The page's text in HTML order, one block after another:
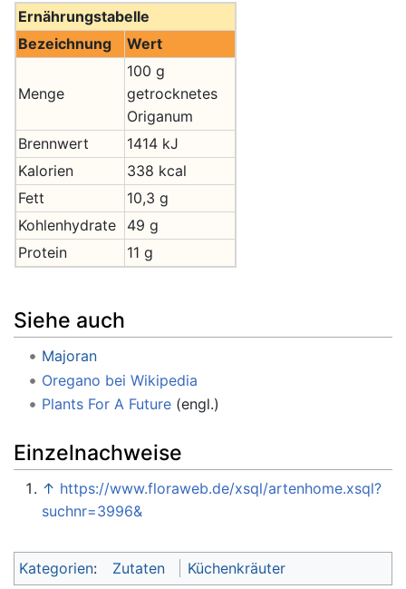
Ernährungstabelle
Bezeichnung
Wert
Menge
100 g
getrocknetes
Origanum
Brennwert
1414 kJ
Kalorien
338 kcal
Fett
10,3 g
Kohlenhydrate
49 g
Protein
11 g
Siehe auch
Majoran
Oregano bei Wikipedia
Plants For A Future(engl.)
Einzelnachweise
↑ https://www.floraweb.de/xsql/artenhome.xsql?
suchnr=3996&
Kategorien: Zutaten Küchenkräuter